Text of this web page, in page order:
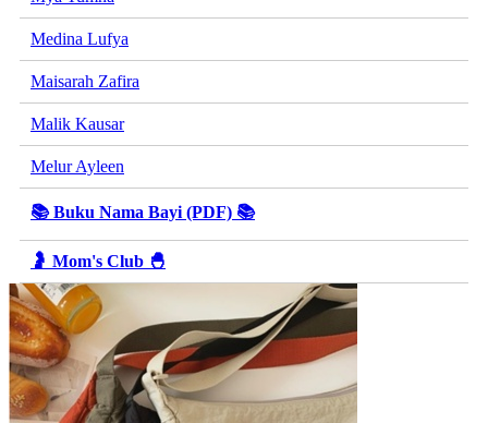
Medina Lufya
Maisarah Zafira
Malik Kausar
Melur Ayleen
📚 Buku Nama Bayi (PDF) 📚
🤰 Mom's Club 🐣